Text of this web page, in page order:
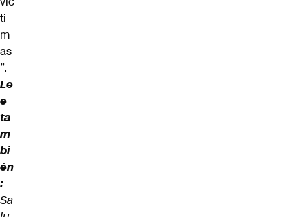
ti
m
as
”.
Le
e
ta
m
bi
én
:
Sa